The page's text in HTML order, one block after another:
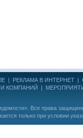
| РЕКЛАМА В ИНТЕРНЕТ |
КОМПАНИЙ |
. Все права
только при условии